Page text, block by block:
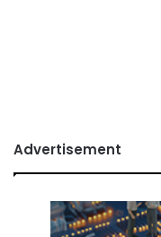
Advertisement